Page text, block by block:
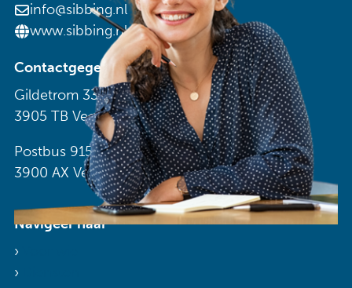
info@sibbing.nl
www.sibbing.nl
Contactgegevens
Gildetrom 33
3905 TB Veenendaal
Postbus 915
3900 AX Veenendaal
Navigeer naar